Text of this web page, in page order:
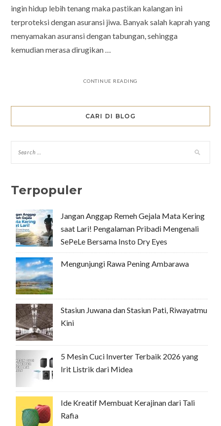
ingin hidup lebih tenang maka pastikan kalangan ini
terproteksi dengan asuransi jiwa. Banyak salah kaprah yang
menyamakan asuransi dengan tabungan, sehingga
kemudian merasa dirugikan …
CONTINUE READING
CARI DI BLOG
Terpopuler
Jangan Anggap Remeh Gejala Mata Kering
saat Lari! Pengalaman Pribadi Mengenali
SePeLe Bersama Insto Dry Eyes
Mengunjungi Rawa Pening Ambarawa
Stasiun Juwana dan Stasiun Pati, Riwayatmu
Kini
5 Mesin Cuci Inverter Terbaik 2026 yang
Irit Listrik dari Midea
Ide Kreatif Membuat Kerajinan dari Tali
Rafia